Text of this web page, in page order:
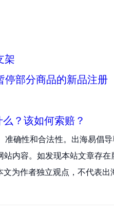
架
停部分商品的新品注册
？该如何索赔？
确性和合法性。出海易倡
内容。如发现本站文章存
为作者独立观点，不代表出